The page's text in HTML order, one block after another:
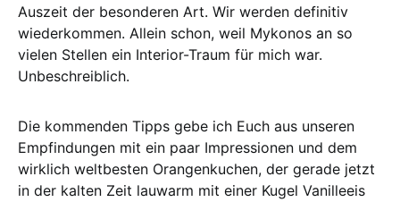
Auszeit der besonderen Art. Wir werden definitiv
wiederkommen. Allein schon, weil Mykonos an so
vielen Stellen ein Interior-Traum für mich war.
Unbeschreiblich.
Die kommenden Tipps gebe ich Euch aus unseren
Empfindungen mit ein paar Impressionen und dem
wirklich weltbesten Orangenkuchen, der gerade jetzt
in der kalten Zeit lauwarm mit einer Kugel Vanilleeis